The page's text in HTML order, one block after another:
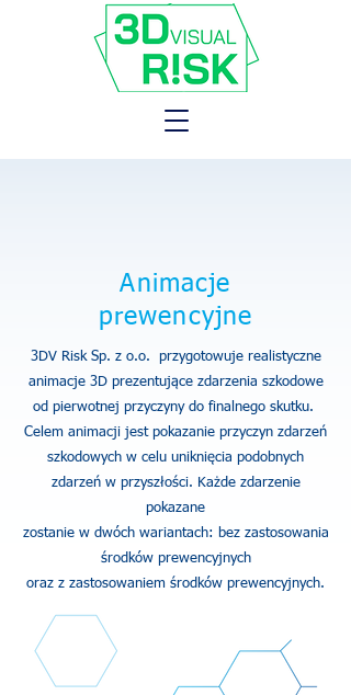
Animacje
prewencyjne
3DV Risk Sp. z o.o. przygotowuje realistyczne
animacje 3D prezentujące zdarzenia szkodowe
od pierwotnej przyczyny do finalnego skutku.
Celem animacji jest pokazanie przyczyn zdarzeń
szkodowych w celu uniknięcia podobnych
zdarzeń w przyszłości. Każde zdarzenie
pokazane
zostanie w dwóch wariantach: bez zastosowania
środków prewencyjnych
oraz z zastosowaniem środków prewencyjnych.